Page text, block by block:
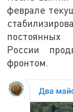
феврале
постоянных
России
фронтом.